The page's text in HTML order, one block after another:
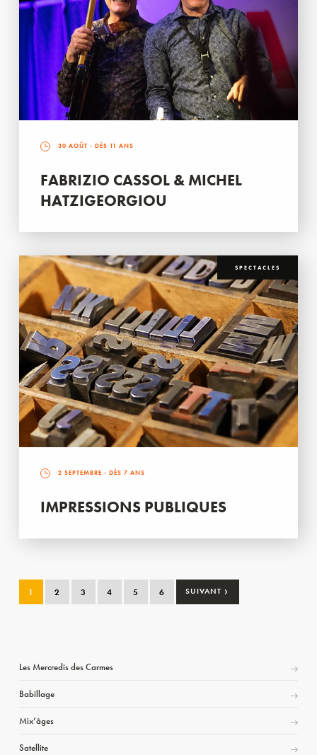
30 AOÛT - DÈS 11 ANS
FABRIZIO CASSOL & MICHEL
HATZIGEORGIOU
SPECTACLES
2 SEPTEMBRE - DÈS 7 ANS
IMPRESSIONS PUBLIQUES
1 2 3 4 5 6 SUIVANT ›
Les Mercredis des Carmes
Babillage
Mix’âges
Satellite